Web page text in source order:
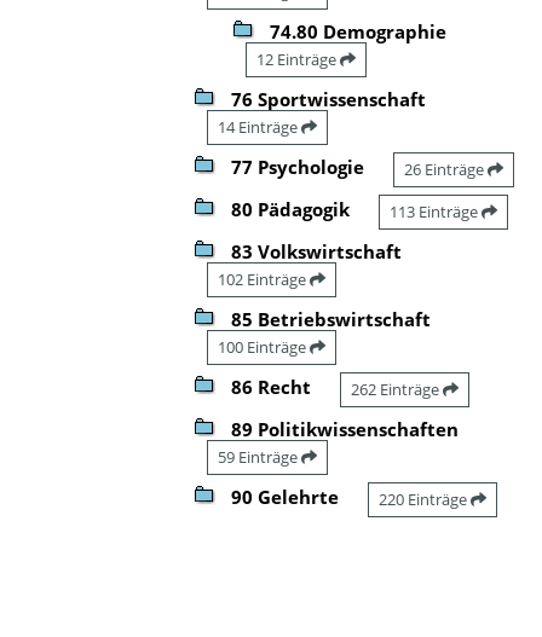
74.80 Demographie
12 Einträge
76 Sportwissenschaft
14 Einträge
77 Psychologie 26 Einträge
80 Pädagogik 113 Einträge
83 Volkswirtschaft
102 Einträge
85 Betriebswirtschaft
100 Einträge
86 Recht 262 Einträge
89 Politikwissenschaften
59 Einträge
90 Gelehrte 220 Einträge